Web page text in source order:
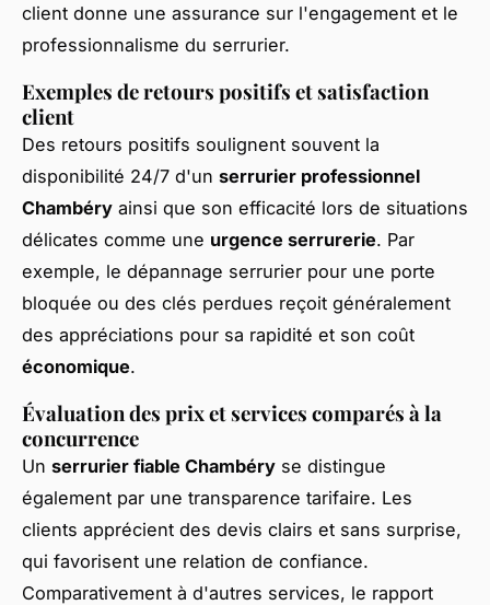
client donne une assurance sur l'engagement et le
professionnalisme du serrurier.
Exemples de retours positifs et satisfaction
client
Des retours positifs soulignent souvent la
disponibilité 24/7 d'un serrurier professionnel
Chambéry ainsi que son efficacité lors de situations
délicates comme une urgence serrurerie. Par
exemple, le dépannage serrurier pour une porte
bloquée ou des clés perdues reçoit généralement
des appréciations pour sa rapidité et son coût
économique.
Évaluation des prix et services comparés à la
concurrence
Un serrurier fiable Chambéry se distingue
également par une transparence tarifaire. Les
clients apprécient des devis clairs et sans surprise,
qui favorisent une relation de confiance.
Comparativement à d'autres services, le rapport